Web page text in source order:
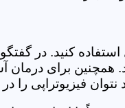
کنید. در
برای درمان
فیزیوتراپی را در